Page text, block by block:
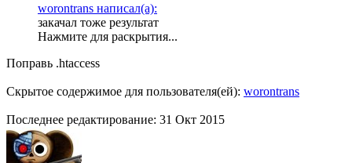
worontrans написал(а):
закачал тоже результат
Нажмите для раскрытия...
Поправь .htaccess
Скрытое содержимое для пользователя(ей): worontrans
Последнее редактирование: 31 Окт 2015